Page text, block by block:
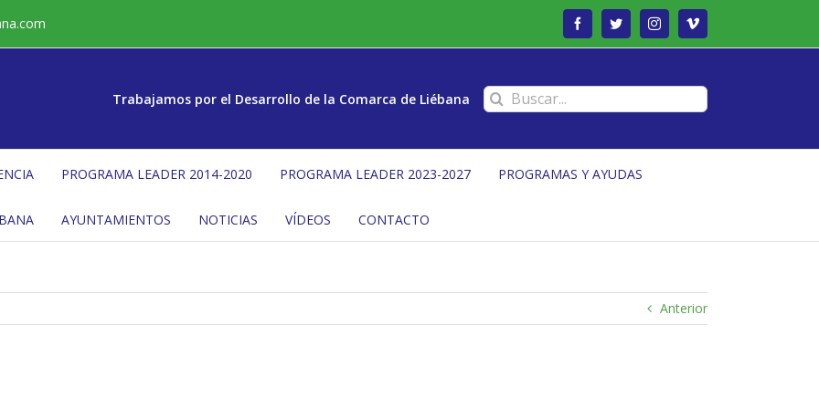
FacebookTwitterInstagramVimeo
Trabajamos por el Desarrollo de la Comarca de Liébana Buscar:
PROGRAMA LEADER 2014-2020 PROGRAMA LEADER 2023-2027 PROGRAMAS Y AYUDAS
AYUNTAMIENTOS NOTICIAS VÍDEOS CONTACTO
Anterior